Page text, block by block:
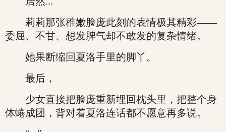
莉莉那张稚嫩脸庞此刻的表情极其精彩——
委屈、不甘、想发脾气却不敢发的复杂情绪。
她果断缩回夏洛手里的脚丫。
最后，
少女直接把脸庞重新埋回枕头里，把整个身
体蜷成团，背对着夏洛连话都不愿意再多说。